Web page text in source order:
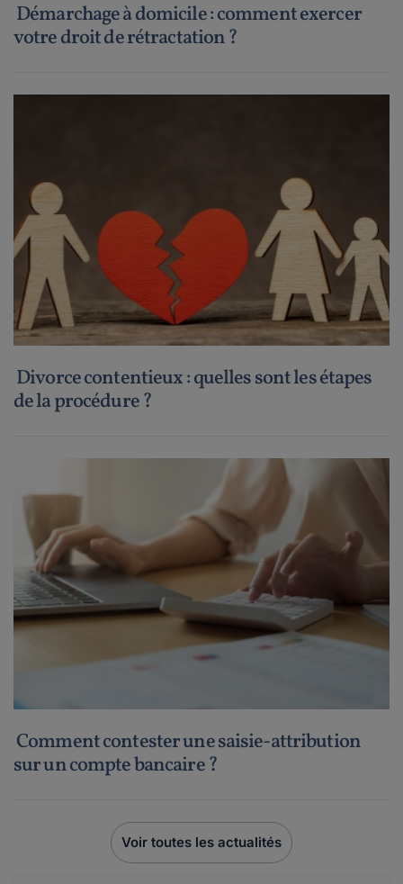
Démarchage à domicile : comment exercer
votre droit de rétractation ?
Divorce contentieux : quelles sont les étapes
de la procédure ?
Comment contester une saisie-attribution
sur un compte bancaire ?
Voir toutes les actualités